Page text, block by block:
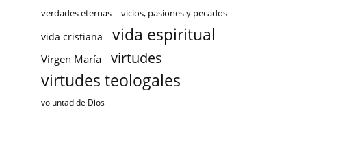
verdades eternas vicios, pasiones y pecados
vida cristiana vida espiritual
Virgen María virtudes
virtudes teologales
voluntad de Dios